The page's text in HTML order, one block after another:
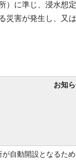
）に準じ、浸水想
災害が発生し、又
お知
自動開設となるた